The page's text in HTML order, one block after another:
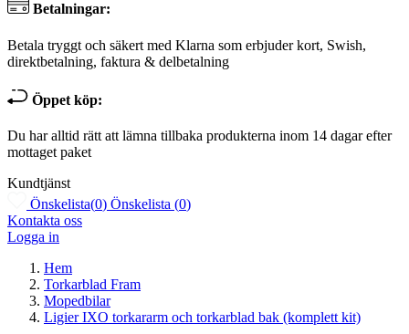
Betalningar:
Betala tryggt och säkert med Klarna som erbjuder kort, Swish,
direktbetalning, faktura & delbetalning
Öppet köp:
Du har alltid rätt att lämna tillbaka produkterna inom 14 dagar efter
mottaget paket
Kundtjänst
Önskelista(0) Önskelista (0)
Kontakta oss
Logga in
Hem
Torkarblad Fram
Mopedbilar
Ligier IXO torkararm och torkarblad bak (komplett kit)